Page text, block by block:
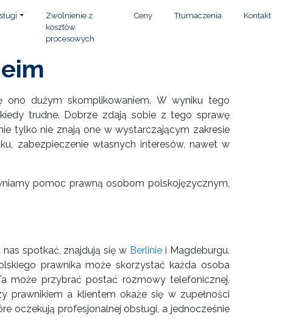
Zwolnienie z
kosztów
procesowych
Ceny Tłumaczenia Kontakt
dużym skomplikowaniem. W wyniku tego
trudne. Dobrze zdają sobie z tego sprawę
tylko nie znają one w wystarczającym zakresie
zabezpieczenie własnych interesów, nawet w
pomoc prawną osobom polskojęzycznym,
spotkać, znajdują się w Berlinie i Magdeburgu.
prawnika może skorzystać każda osoba
może przybrać postać rozmowy telefonicznej,
prawnikiem a klientem okaże się w zupełności
oczekują profesjonalnej obsługi, a jednocześnie